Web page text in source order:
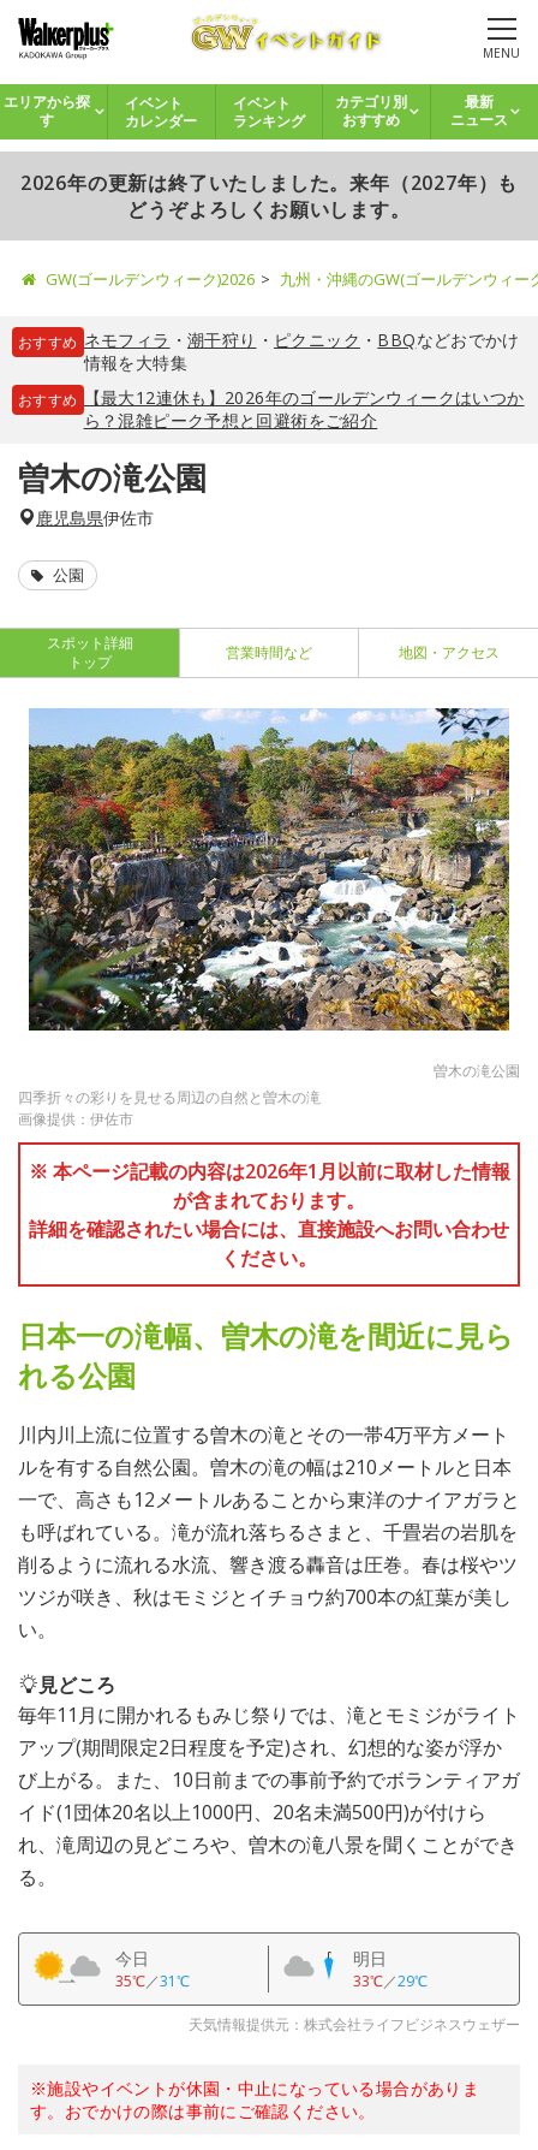
MENU
エリアから探
す
イベント
カレンダー
イベント
ランキング
カテゴリ別
おすすめ
最新
ニュース
2026年の更新は終了いたしました。来年（2027年）も
どうぞよろしくお願いします。
GW(ゴールデンウィーク)2026 九州・沖縄のGW(ゴールデンウィ
おすすめ ネモフィラ ・ 潮干狩り ・ ピクニック ・ BBQなどおでかけ
情報を大特集
おすすめ
【最大12連休も】2026年のゴールデンウィークはいつか
ら？混雑ピーク予想と回避術をご紹介
曽木の滝公園
鹿児島県伊佐市
公園
スポット詳細
トップ
営業時間など 地図・アクセス
曽木の滝公園
四季折々の彩りを見せる周辺の自然と曽木の滝
画像提供：伊佐市
※ 本ページ記載の内容は2026年1月以前に取材した情報
が含まれております。
詳細を確認されたい場合には、直接施設へお問い合わせ
ください。
日本一の滝幅、曽木の滝を間近に見ら
れる公園
川内川上流に位置する曽木の滝とその一帯4万平方メート
ルを有する自然公園。曽木の滝の幅は210メートルと日本
一で、高さも12メートルあることから東洋のナイアガラと
も呼ばれている。滝が流れ落ちるさまと、千畳岩の岩肌を
削るように流れる水流、響き渡る轟音は圧巻。春は桜やツ
ツジが咲き、秋はモミジとイチョウ約700本の紅葉が美し
い。
見どころ
毎年11月に開かれるもみじ祭りでは、滝とモミジがライト
アップ(期間限定2日程度を予定)され、幻想的な姿が浮か
び上がる。また、10日前までの事前予約でボランティアガ
イド(1団体20名以上1000円、20名未満500円)が付けら
れ、滝周辺の見どころや、曽木の滝八景を聞くことができ
る。
今日
35℃／31℃
明日
33℃／29℃
天気情報提供元：株式会社ライフビジネスウェザー
※施設やイベントが休園・中止になっている場合がありま
す。おでかけの際は事前にご確認ください。